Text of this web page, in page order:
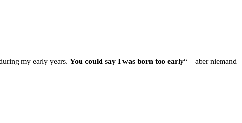
my early years. You could say I was born too early“ – aber niemand